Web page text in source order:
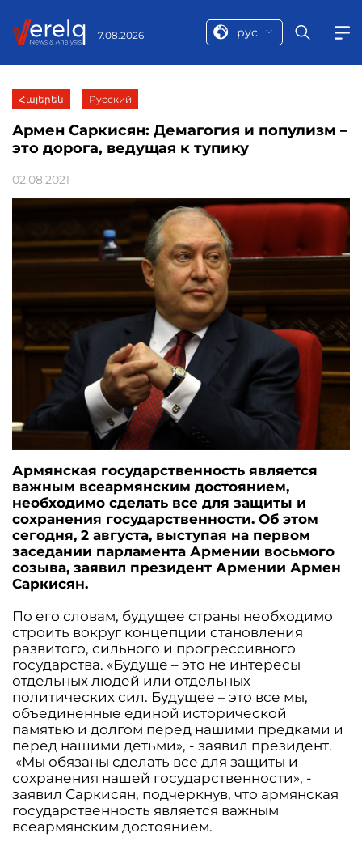
7.08.2026 рус
Հայերեն Русский
Армен Саркисян: Демагогия и популизм –
это дорога, ведущая к тупику
02.08.2021
Армянская государственность является
важным всеармянским достоянием,
необходимо сделать все для защиты и
сохранения государственности. Об этом
сегодня, 2 августа, выступая на первом
заседании парламента Армении восьмого
созыва, заявил президент Армении Армен
Саркисян.
По его словам, будущее страны необходимо
строить вокруг концепции становления
развитого, сильного и прогрессивного
государства. «Будуще – это не интересы
отдельных людей или отдельных
политических сил. Будущее – это все мы,
объединенные единой исторической
памятью и долгом перед нашими предками и
перед нашими детьми», - заявил президент.
«Мы обязаны сделать все для защиты и
сохранения нашей государственности», -
заявил Саркисян, подчеркнув, что армянская
государственность является важным
всеармянским достоянием.